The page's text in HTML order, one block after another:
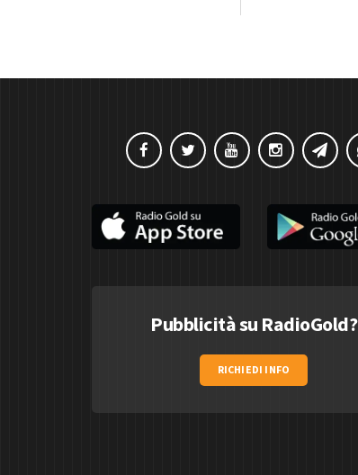
Pubblicità su RadioGold?
RICHIEDI INFO